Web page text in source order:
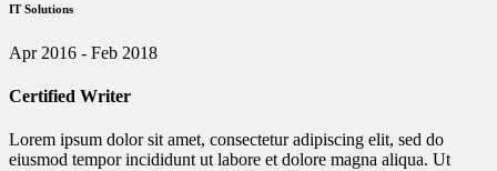
IT Solutions
Apr 2016 - Feb 2018
Certified Writer
Lorem ipsum dolor sit amet, consectetur adipiscing elit, sed do
eiusmod tempor incididunt ut labore et dolore magna aliqua. Ut